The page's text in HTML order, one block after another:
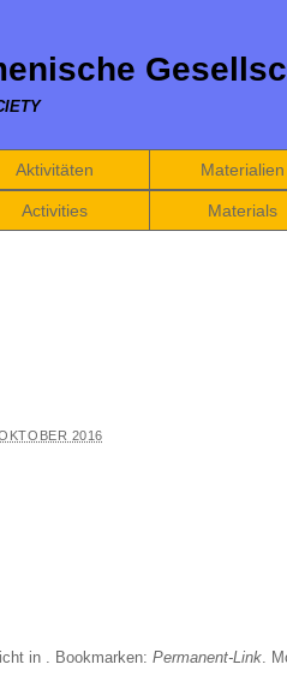
Aktivitäten Materialien
Activities Materials
2016
in . Bookmarken: Permanent-Link.